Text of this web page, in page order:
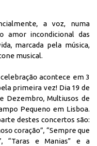
a voz, numa
amor incondicional das
marcada pela música,
musical.
acontece em 3
primeira vez! Dia 19 de
Dezembro, Multiusos de
Pequeno em Lisboa.
destes concertos são:
coração”, “Sempre que
“Taras e Manias” e a